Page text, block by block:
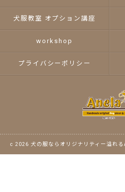
犬服教室 オプション講座
workshop
プライバシーポリシー
c 2026 犬の服ならオリジナリティー溢れ